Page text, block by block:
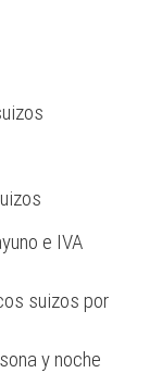
e IVA
suizos por
y noche